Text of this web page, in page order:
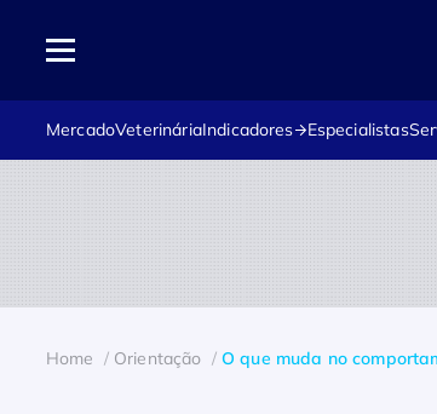
MercadoVeterináriaIndicadores Especialistas
Home Orientação O que muda no